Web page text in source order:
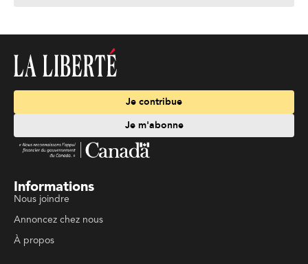
Je contribue
Je m'abonne
Informations
Nous joindre
Annoncez chez nous
À propos